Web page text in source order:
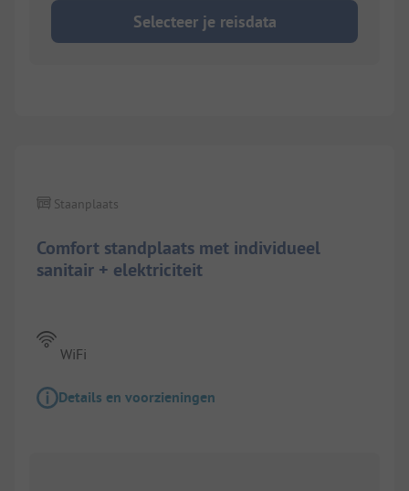
Selecteer je reisdata
Comfort standplaats met individueel
sanitair + elektriciteit
Staanplaats
WiFi
Details en voorzieningen